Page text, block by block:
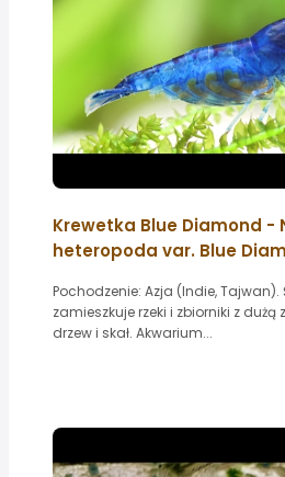
Krewetka Blue Diamond -
heteropoda var. Blue
Pochodzenie: Azja (Indie,
zamieszkuje rzeki i zbiorniki z dużą
drzew i skał. Akwarium...